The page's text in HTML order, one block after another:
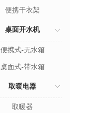
便携干衣架
桌面开水机
便携式-无水箱
桌面式-带水箱
取暖电器
取暖器